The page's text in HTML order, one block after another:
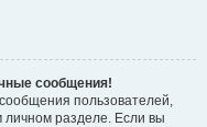
сообщения!
пользователей,
разделе. Если вы